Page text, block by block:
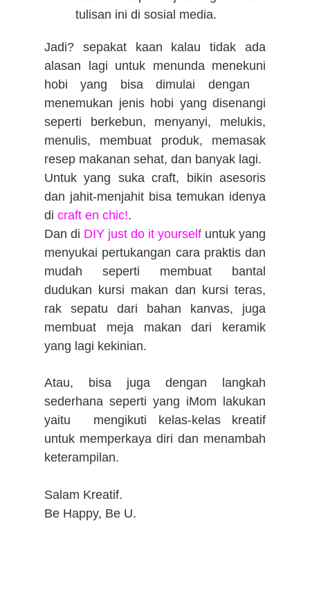
tulisan ini di sosial media.
Jadi? sepakat kaan kalau tidak ada
alasan lagi untuk menunda menekuni
hobi yang bisa dimulai dengan
menemukan jenis hobi yang disenangi
seperti berkebun, menyanyi, melukis,
menulis, membuat produk, memasak
resep makanan sehat, dan banyak lagi.
Untuk yang suka craft, bikin asesoris
dan jahit-menjahit bisa temukan idenya
di craft en chic!.
Dan di DIY just do it yourself untuk yang
menyukai pertukangan cara praktis dan
mudah seperti membuat bantal
dudukan kursi makan dan kursi teras,
rak sepatu dari bahan kanvas, juga
membuat meja makan dari keramik
yang lagi kekinian.
Atau, bisa juga dengan langkah
sederhana seperti yang iMom lakukan
yaitu
mengikuti kelas-kelas kreatif
untuk memperkaya diri dan menambah
keterampilan.
Salam Kreatif.
Be Happy, Be U.